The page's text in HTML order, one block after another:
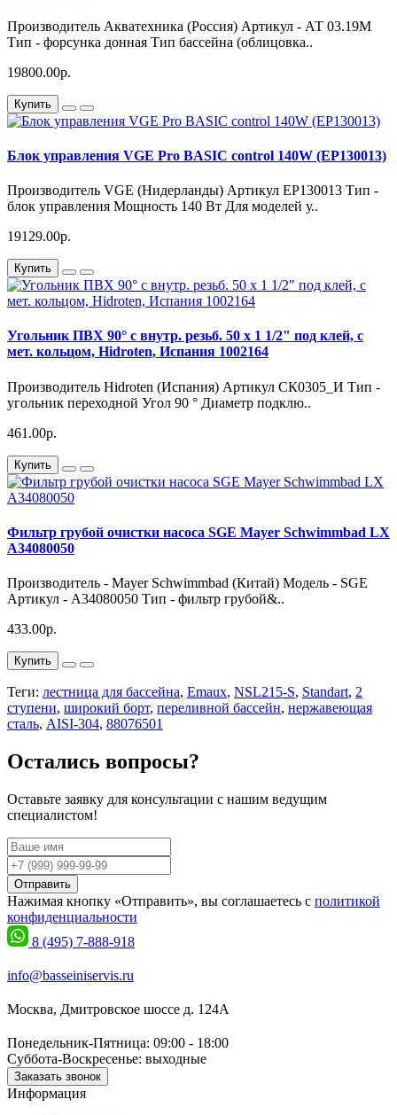
Производитель Акватехника (Россия) Артикул - АТ 03.19М
Тип - форсунка донная Тип бассейна (облицовка..
19800.00р.
Купить
Блок управления VGE Pro BASIC control 140W (EP130013)
Производитель VGE (Нидерланды) Артикул EP130013 Тип -
блок управления Мощность 140 Вт Для моделей у..
19129.00р.
Купить
Угольник ПВХ 90° с внутр. резьб. 50 х 1 1/2" под клей, с
мет. кольцом, Hidroten, Испания 1002164
Производитель Hidroten (Испания) Артикул СК0305_И Тип -
угольник переходной Угол 90 ° Диаметр подклю..
461.00р.
Купить
Фильтр грубой очистки насоса SGE Mayer Schwimmbad LX
A34080050
Производитель - Mayer Schwimmbad (Китай) Модель - SGE
Артикул - A34080050 Тип - фильтр грубой&..
433.00р.
Купить
Теги: лестница для бассейна, Emaux, NSL215-S, Standart, 2
ступени, широкий борт, переливной бассейн, нержавеющая
сталь, AISI-304, 88076501
Остались вопросы?
Оставьте заявку для консультации с нашим ведущим
специалистом!
Отправить
Нажимая кнопку «Отправить», вы соглашаетесь с политикой
конфиденциальности
8 (495) 7-888-918
info@basseiniservis.ru
Москва, Дмитровское шоссе д. 124А
Понедельник-Пятница: 09:00 - 18:00
Суббота-Воскресенье: выходные
Заказать звонок
Информация